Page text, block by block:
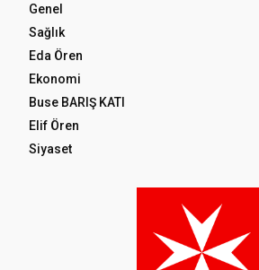
Genel
Sağlık
Eda Ören
Ekonomi
Buse BARIŞ KATI
Elif Ören
Siyaset